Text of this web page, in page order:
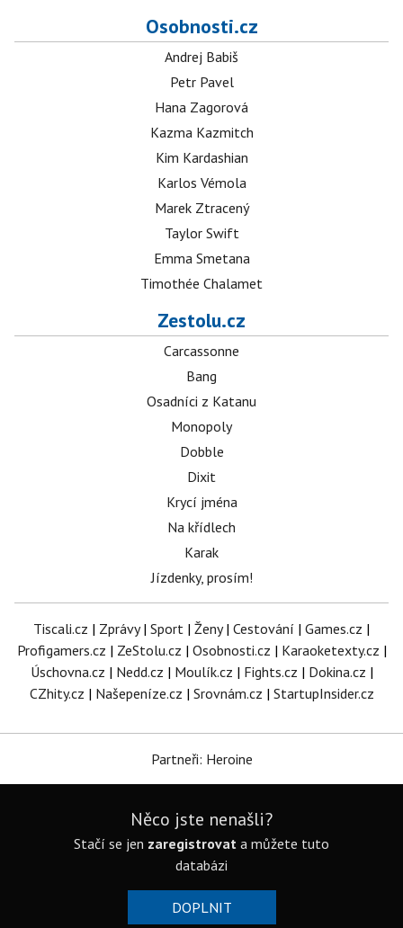
Osobnosti.cz
Andrej Babiš
Petr Pavel
Hana Zagorová
Kazma Kazmitch
Kim Kardashian
Karlos Vémola
Marek Ztracený
Taylor Swift
Emma Smetana
Timothée Chalamet
Zestolu.cz
Carcassonne
Bang
Osadníci z Katanu
Monopoly
Dobble
Dixit
Krycí jména
Na křídlech
Karak
Jízdenky, prosím!
Tiscali.cz | Zprávy| Sport | Ženy| Cestování | Games.cz |
Profigamers.cz | ZeStolu.cz | Osobnosti.cz | Karaoketexty.cz |
Úschovna.cz | Nedd.cz | Moulík.cz | Fights.cz | Dokina.cz |
CZhity.cz | Našepeníze.cz | Srovnám.cz | StartupInsider.cz
Partneři: Heroine
Něco jste nenašli?
Stačí se jen zaregistrovat a můžete tuto
databázi
DOPLNIT